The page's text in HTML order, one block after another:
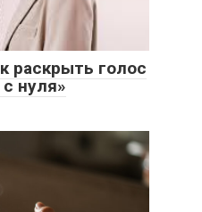
раскрыть голос
нуля»